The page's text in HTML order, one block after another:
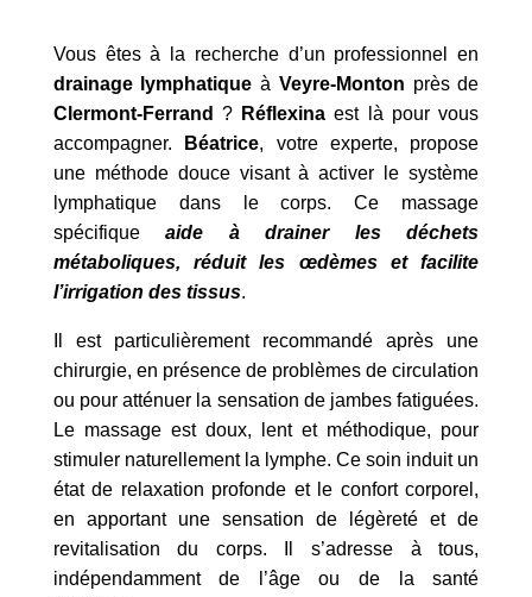
Vous êtes à la recherche d’un professionnel en
drainage lymphatique à Veyre-Monton près de
Clermont-Ferrand ? Réflexina est là pour vous
accompagner.
Béatrice, votre experte, propose
une méthode douce visant à activer le système
lymphatique dans le corps. Ce massage
spécifiqueaide à drainer les déchets
métaboliques, réduit les œdèmes et facilite
l’irrigation des tissus.
Il est particulièrement recommandé après une
chirurgie, en présence de problèmes de circulation
ou pour atténuer la sensation de jambes fatiguées.
Le massage est doux, lent et méthodique, pour
stimuler naturellement la lymphe. Ce soin induit un
état de relaxation profonde et le confort corporel,
en apportant une sensation de légèreté et de
revitalisation du corps. Il s’adresse à tous,
indépendamment de l’âge ou de la santé